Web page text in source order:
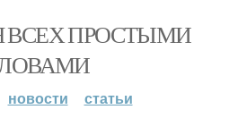
ВСЕХ ПРОСТЫМИ
новости статьи